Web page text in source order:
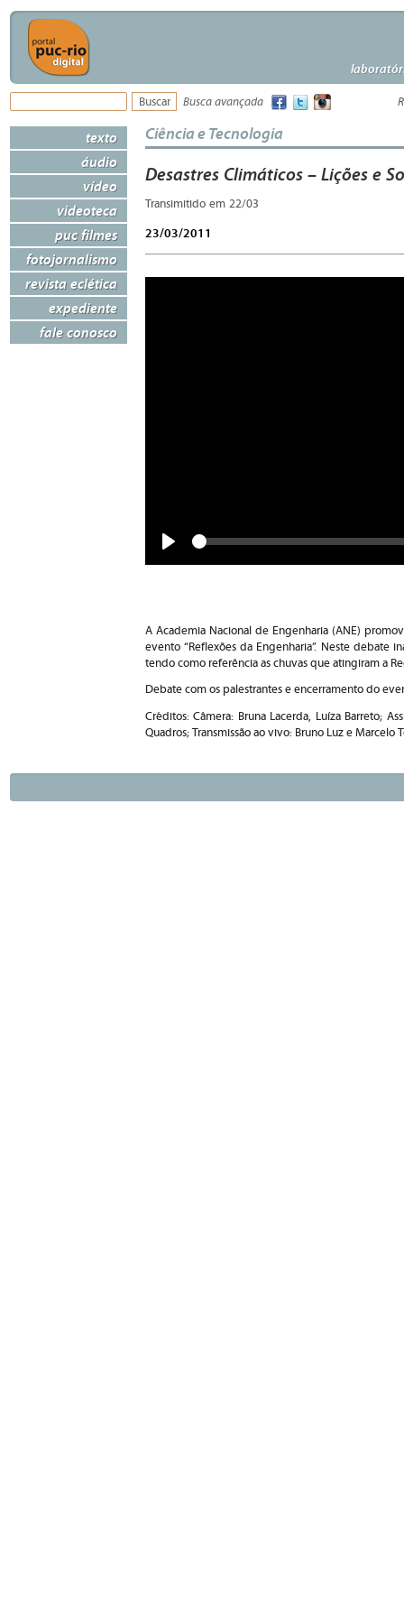
Busca avançada
texto
áudio
vídeo
videoteca
puc filmes
fotojornalismo
revista eclética
expediente
fale conosco
Ciência e Tecnologia
Desastres Climáticos – Lições e
Transimitido em 22/03
23/03/2011
Seek
A Academia Nacional de Engenharia (ANE)
evento “Reflexões da Engenharia”. Neste debate
tendo como referência as chuvas que atingiram a
Debate com os palestrantes e encerramento do
Créditos: Câmera: Bruna Lacerda, Luíza Barreto;
Quadros; Transmissão ao vivo: Bruno Luz e Marcelo